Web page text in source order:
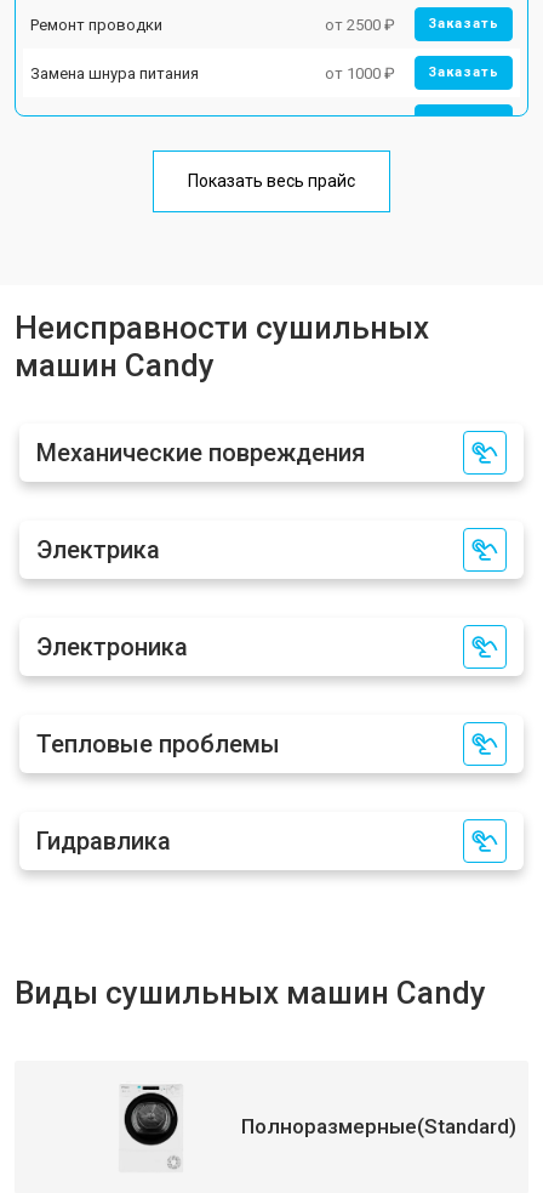
Ремонт проводки от 2500 ₽ Заказать
Замена шнура питания от 1000 ₽ Заказать
Ремонт двигателя от 1600 ₽ Заказать
Ремонт блока управления от 2000 ₽
Замена кнопок сушильной машины
Показать весь прайс
Неисправности сушильных
машин Candy
Механические повреждения
Электрика
Электроника
Тепловые проблемы
Гидравлика
Виды сушильных машин Candy
Полноразмерные(Standard)